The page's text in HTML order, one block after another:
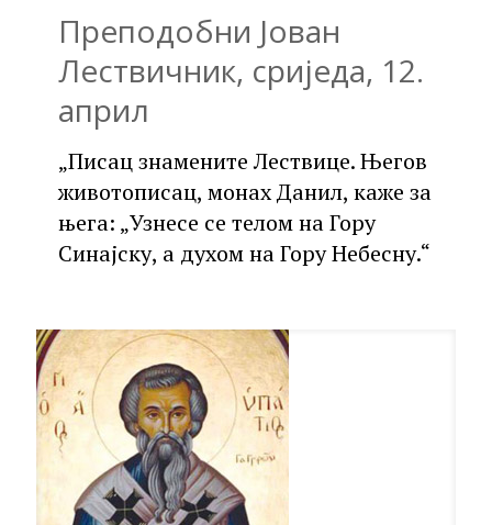
Преподобни Јован
Лествичник, сриједа, 12.
април
„Писац знамените Лествице. Његов
животописац, монах Данил, каже за
њега: „Узнесе се телом на Гору
Синајску, а духом на Гору Небесну.“